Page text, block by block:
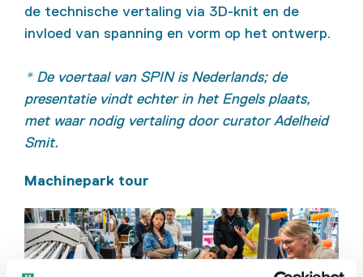
de technische vertaling via 3D-knit en de
invloed van spanning en vorm op het ontwerp.
* De voertaal van SPIN is Nederlands; de
presentatie vindt echter in het Engels plaats,
met waar nodig vertaling door curator Adelheid
Smit.
Machinepark tour